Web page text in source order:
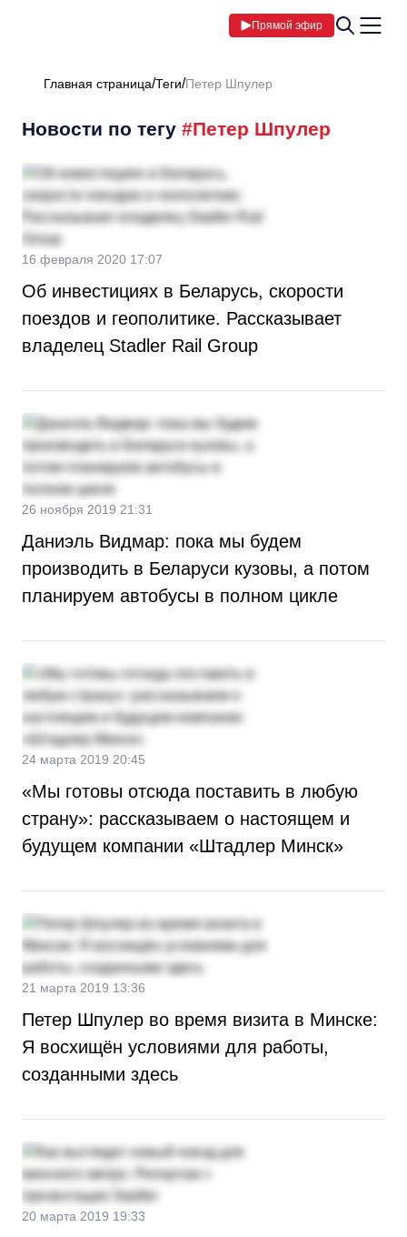
Прямой эфир
Главная страница Теги Петер Шпулер
Новости по тегу #Петер Шпулер
16 февраля 2020 17:07
Об инвестициях в Беларусь, скорости
поездов и геополитике. Рассказывает
владелец Stadler Rail Group
26 ноября 2019 21:31
Даниэль Видмар: пока мы будем
производить в Беларуси кузовы, а потом
планируем автобусы в полном цикле
24 марта 2019 20:45
«Мы готовы отсюда поставить в любую
страну»: рассказываем о настоящем и
будущем компании «Штадлер Минск»
21 марта 2019 13:36
Петер Шпулер во время визита в Минске:
Я восхищён условиями для работы,
созданными здесь
20 марта 2019 19:33